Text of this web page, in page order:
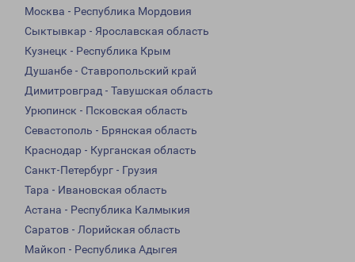
Москва - Республика Мордовия
Сыктывкар - Ярославская область
Кузнецк - Республика Крым
Душанбе - Ставропольский край
Димитровград - Тавушская область
Урюпинск - Псковская область
Севастополь - Брянская область
Краснодар - Курганская область
Санкт-Петербург - Грузия
Тара - Ивановская область
Астана - Республика Калмыкия
Саратов - Лорийская область
Майкоп - Республика Адыгея